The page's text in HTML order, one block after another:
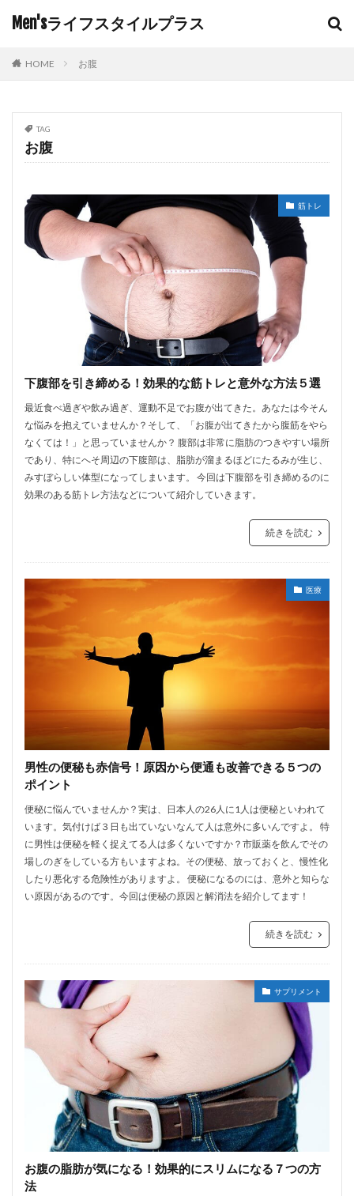
Men'sライフスタイルプラス
HOME お腹
TAG
お腹
筋トレ
下腹部を引き締める！効果的な筋トレと意外な方法５選
最近食べ過ぎや飲み過ぎ、運動不足でお腹が出てきた。あなたは今そん
な悩みを抱えていませんか？そして、「お腹が出てきたから腹筋をやら
なくては！」と思っていませんか？ 腹部は非常に脂肪のつきやすい場所
であり、特にへそ周辺の下腹部は、脂肪が溜まるほどにたるみが生じ、
みすぼらしい体型になってしまいます。 今回は下腹部を引き締めるのに
効果のある筋トレ方法などについて紹介していきます。
続きを読む
医療
男性の便秘も赤信号！原因から便通も改善できる５つの
ポイント
便秘に悩んでいませんか？実は、日本人の26人に1人は便秘といわれて
います。気付けば３日も出ていないなんて人は意外に多いんですよ。 特
に男性は便秘を軽く捉えてる人は多くないですか？市販薬を飲んでその
場しのぎをしている方もいますよね。その便秘、放っておくと、慢性化
したり悪化する危険性がありますよ。 便秘になるのには、意外と知らな
い原因があるのです。今回は便秘の原因と解消法を紹介してます！
続きを読む
サプリメント
お腹の脂肪が気になる！効果的にスリムになる７つの方
法